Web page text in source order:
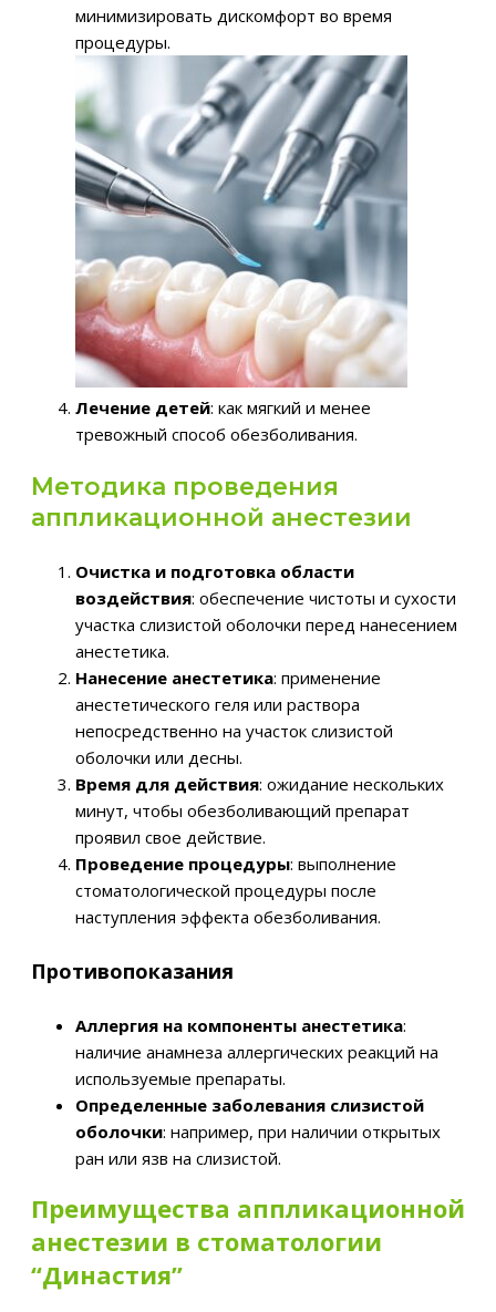
минимизировать дискомфорт во время
процедуры.
Лечение детей: как мягкий и менее
тревожный способ обезболивания.
Методика проведения
аппликационной анестезии
Очистка и подготовка области
воздействия: обеспечение чистоты и сухости
участка слизистой оболочки перед нанесением
анестетика.
Нанесение анестетика: применение
анестетического геля или раствора
непосредственно на участок слизистой
оболочки или десны.
Время для действия: ожидание нескольких
минут, чтобы обезболивающий препарат
проявил свое действие.
Проведение процедуры: выполнение
стоматологической процедуры после
наступления эффекта обезболивания.
Противопоказания
Аллергия на компоненты анестетика:
наличие анамнеза аллергических реакций на
используемые препараты.
Определенные заболевания слизистой
оболочки: например, при наличии открытых
ран или язв на слизистой.
Преимущества аппликационной
анестезии в стоматологии
“Династия”